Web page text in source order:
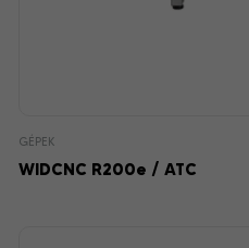
GÉPEK
WIDCNC R200e / ATC